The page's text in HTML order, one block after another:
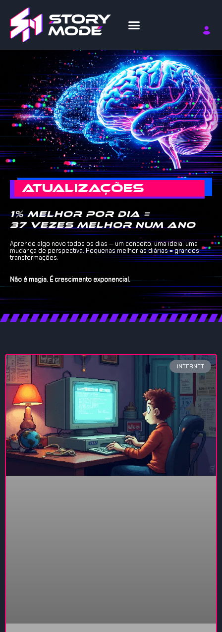
ATUALIZAÇÕES
1% melhor por dia =
37 vezes melhor num ano
Aprende algo novo todos os dias — um conceito, uma ideia, uma
mudança de perspectiva. Pequenas melhorias diárias = grandes
transformações.
Não é magia. É crescimento exponencial.
INTERNET